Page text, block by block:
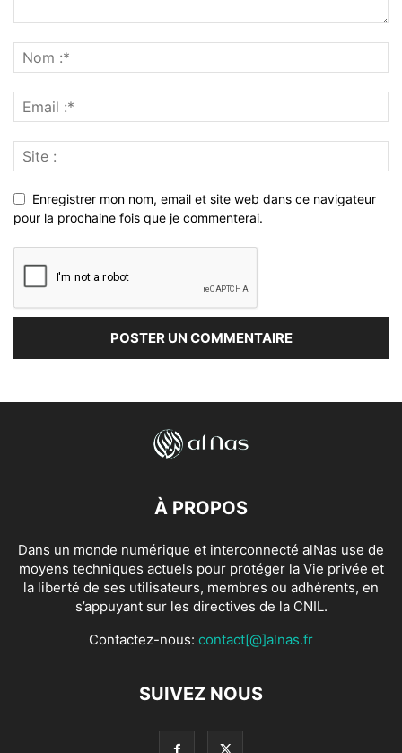
Enregistrer mon nom, email et site web dans ce navigateur
pour la prochaine fois que je commenterai.
À PROPOS
Dans un monde numérique et interconnecté alNas use de
moyens techniques actuels pour protéger la Vie privée et
la liberté de ses utilisateurs, membres ou adhérents, en
s’appuyant sur les directives de la CNIL.
Contactez-nous: contact[@]alnas.fr
SUIVEZ NOUS